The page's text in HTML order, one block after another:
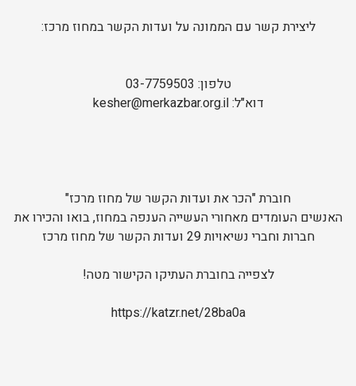
ליצירת קשר עם הממונה על ועדות הקשר במחוז מרכז:
טלפון: 03-7759503
דוא"ל: kesher@merkazbar.org.il
חוברת "הכר את ועדות הקשר של מחוז מרכז"
האנשים העומדים מאחורי העשייה הענפה במחוז, בואו והכירו את
חברות וחברי נשיאויות 29 ועדות הקשר של מחוז מרכז
לצפייה בחוברת העתיקו הקישור מטה!
https://katzr.net/28ba0a